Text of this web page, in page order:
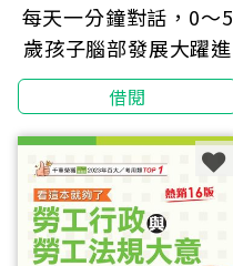
每天一分鐘對話，0～5
歲孩子腦部發展大躍進
借閱